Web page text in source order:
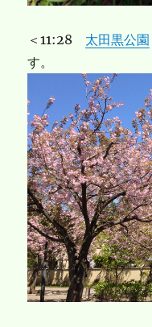
＜11:28 太田黒公園
す。